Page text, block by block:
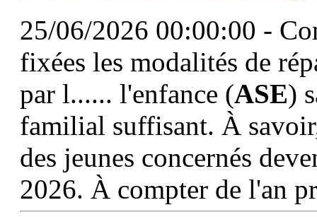
25/06/2026 00:00:00 -
fixées les modalités de
par l...... l'enfance (ASE)
familial suffisant. À
des jeunes concernés
2026. À compter de l'an